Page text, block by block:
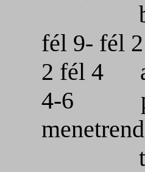
fél 9- fél
2 fél 4
4-6
taxi